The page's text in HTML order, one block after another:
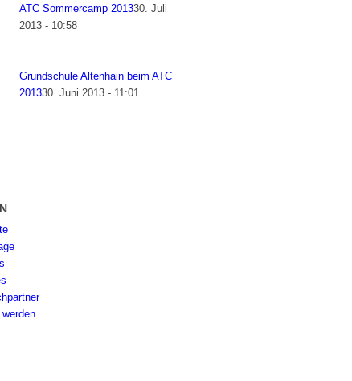
ATC Sommercamp 201330. Juli
2013 - 10:58
Grundschule Altenhain beim ATC
201330. Juni 2013 - 11:01